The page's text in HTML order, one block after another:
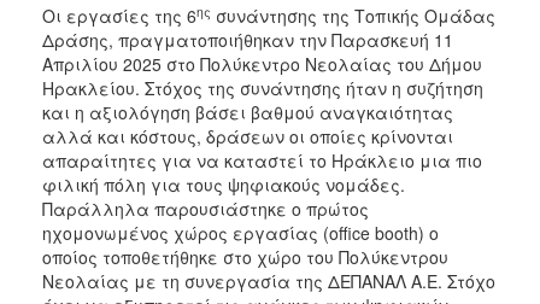
Οι εργασίες της 6ης συνάντησης της Τοπικής Ομάδας
Δράσης, πραγματοποιήθηκαν την Παρασκευή 11
Απριλίου 2025 στο Πολύκεντρο Νεολαίας του Δήμου
Ηρακλείου. Στόχος της συνάντησης ήταν η συζήτηση
και η αξιολόγηση βάσει βαθμού αναγκαιότητας
αλλά και κόστους, δράσεων οι οποίες κρίνονται
απαραίτητες για να καταστεί το Ηράκλειο μια πιο
φιλική πόλη για τους ψηφιακούς νομάδες.
Παράλληλα παρουσιάστηκε ο πρώτος
ηχομονωμένος χώρος εργασίας (office booth) o
οποίος τοποθετήθηκε στο χώρο του Πολύκεντρου
Νεολαίας με τη συνεργασία της ΔΕΠΑΝΑΛ Α.Ε. Στόχο